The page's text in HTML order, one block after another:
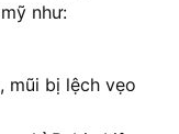
như:
mũi bị lệch vẹo